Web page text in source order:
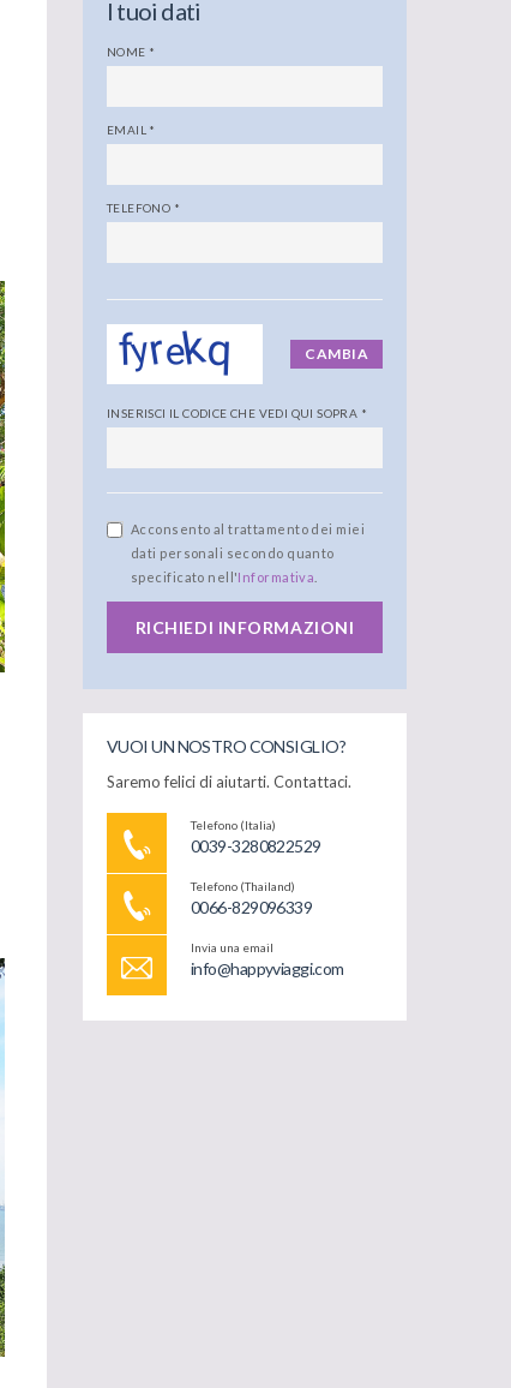
I tuoi dati
NOME *
EMAIL *
TELEFONO *
CAMBIA
INSERISCI IL CODICE CHE VEDI QUI SOPRA *
Acconsento al trattamento dei miei
dati personali secondo quanto
specificato nell'Informativa
RICHIEDI INFORMAZIONI
VUOI UN NOSTRO CONSIGLIO?
Saremo felici di aiutarti. Contattaci.
Telefono (Italia)
0039-3280822529
Telefono (Thailand)
0066-829096339
Invia una email
info@happyviaggi.com